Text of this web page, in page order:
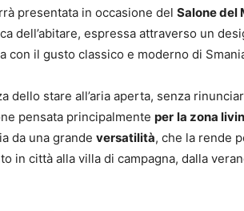
presentata in occasione del Salone del
dell’abitare, espressa attraverso un
con il gusto classico e moderno di
dello stare all’aria aperta, senza
pensata principalmente per la zona
da una grande versatilità, che la rende
in città alla villa di campagna, dalla